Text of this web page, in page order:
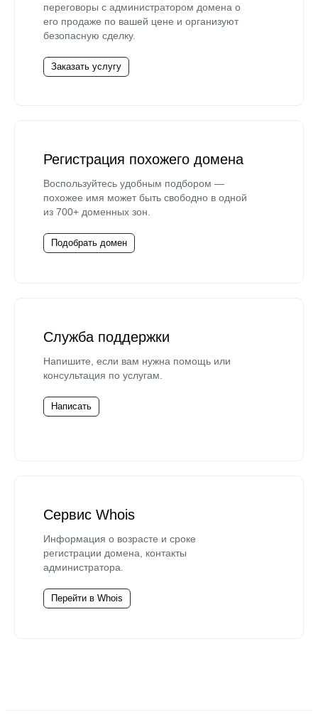
переговоры с администратором домена о
его продаже по вашей цене и организуют
безопасную сделку.
Заказать услугу
Регистрация похожего домена
Воспользуйтесь удобным подбором —
похожее имя может быть свободно в одной
из 700+ доменных зон.
Подобрать домен
Служба поддержки
Напишите, если вам нужна помощь или
консультация по услугам.
Написать
Сервис Whois
Информация о возрасте и сроке
регистрации домена, контакты
администратора.
Перейти в Whois